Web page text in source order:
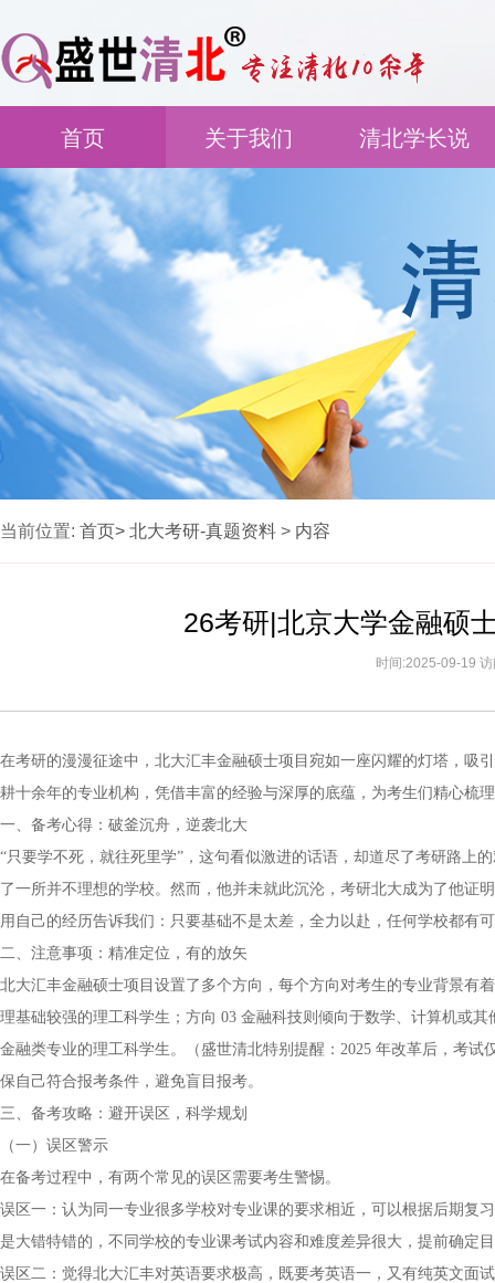
首页 关于我们 清北学长说
当前位置: 首页> 北大考研-真题资料 > 内容
26考研|北京大学金融硕
时间:2025-09-19
在考研的漫漫征途中，北大汇丰金融硕士项目宛如一座闪耀的灯塔，吸
耕十余年的专业机构，凭借丰富的经验与深厚的底蕴，为考生们精心梳
一、备考心得：破釜沉舟，逆袭北大
“只要学不死，就往死里学”，这句看似激进的话语，却道尽了考研路上
了一所并不理想的学校。然而，他并未就此沉沦，考研北大成为了他证
用自己的经历告诉我们：只要基础不是太差，全力以赴，任何学校都有
二、注意事项：精准定位，有的放矢
北大汇丰金融硕士项目设置了多个方向，每个方向对考生的专业背景有
理基础较强的理工科学生；方向 03 金融科技则倾向于数学、计算机或
金融类专业的理工科学生。（盛世清北特别提醒：2025 年改革后，考
保自己符合报考条件，避免盲目报考。
三、备考攻略：避开误区，科学规划
（一）误区警示
在备考过程中，有两个常见的误区需要考生警惕。
误区一：认为同一专业很多学校对专业课的要求相近，可以根据后期复
是大错特错的，不同学校的专业课考试内容和难度差异很大，提前确定
误区二：觉得北大汇丰对英语要求极高，既要考英语一，又有纯英文面